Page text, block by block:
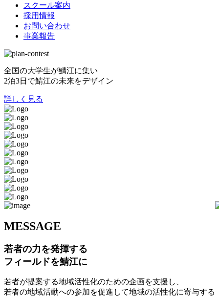
スクール案内
採用情報
お問い合わせ
事業報告
全国の大学生が鯖江に集い
2泊3日で鯖江の未来をデザイン
詳しく見る
MESSAGE
若者の力を発揮する
フィールドを鯖江に
若者が提案する地域活性化のための企画を支援し、
若者の地域活動への参加を促進して地域の活性化に寄与する